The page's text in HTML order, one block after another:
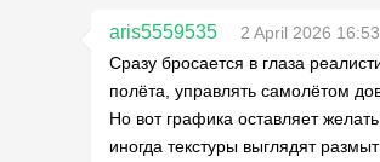
aris5559535
2 April 2026 16:53
Сразу бросается в глаза
полёта, управлять самолётом
Но вот графика оставляет
иногда текстуры выглядят